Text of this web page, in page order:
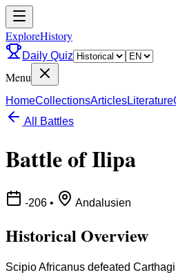
ExploreHistory
Daily Quiz
Menu
HomeCollectionsArticlesLiterature
All Battles
Battle of Ilipa
-206 • Andalusien
Historical Overview
Scipio Africanus defeated